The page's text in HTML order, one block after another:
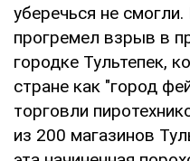
уберечься не
прогремел взрыв в
городке Тультепек,
стране как "город
торговли
из 200 магазинов